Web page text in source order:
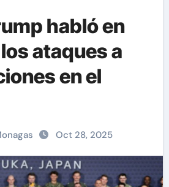
habló en
ataques a
en el
Oct 28, 2025